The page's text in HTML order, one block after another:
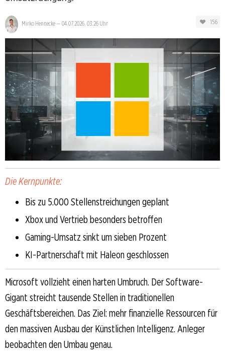
Mirko Hennecke— 04.07.2026, 03:26 Uhr 156
Die Kernpunkte:
Bis zu 5.000 Stellenstreichungen geplant
Xbox und Vertrieb besonders betroffen
Gaming-Umsatz sinkt um sieben Prozent
KI-Partnerschaft mit Haleon geschlossen
Microsoft vollzieht einen harten Umbruch. Der Software-
Gigant streicht tausende Stellen in traditionellen
Geschäftsbereichen. Das Ziel: mehr finanzielle Ressourcen für
den massiven Ausbau der Künstlichen Intelligenz. Anleger
beobachten den Umbau genau.